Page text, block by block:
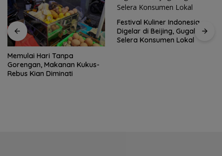
Memulai Hari Tanpa
Gorengan, Makanan Kukus-
Rebus Kian Diminati
Festival Kuliner Indonesia
Digelar di Beijing, Gugah
Selera Konsumen Lokal